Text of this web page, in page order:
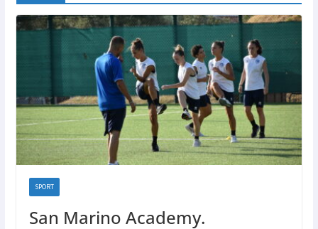
SPORT
San Marino Academy.